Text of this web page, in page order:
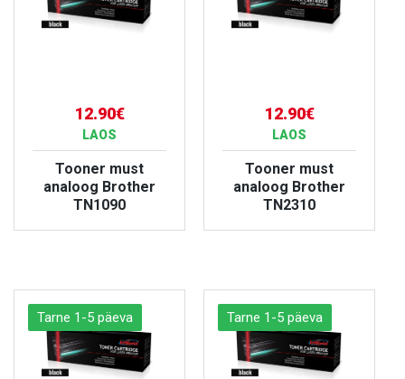
12.90€
LAOS
Tooner must
analoog Brother
TN1090
12.90€
LAOS
Tooner must
analoog Brother
TN2310
Tarne 1-5 päeva Tarne 1-5 päeva